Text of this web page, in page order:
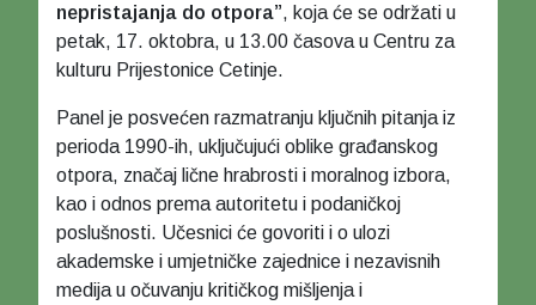
nepristajanja do otpora”, koja će se održati u
petak, 17. oktobra, u 13.00 časova u Centru za
kulturu Prijestonice Cetinje.
Panel je posvećen razmatranju ključnih pitanja iz
perioda 1990-ih, uključujući oblike građanskog
otpora, značaj lične hrabrosti i moralnog izbora,
kao i odnos prema autoritetu i podaničkoj
poslušnosti. Učesnici će govoriti i o ulozi
akademske i umjetničke zajednice i nezavisnih
medija u očuvanju kritičkog mišljenja i